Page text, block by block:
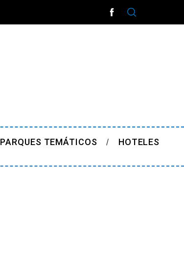
PARQUES TEMÁTICOS HOTELES